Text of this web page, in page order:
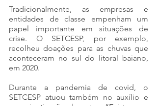
Tradicionalmente, as empresas e
entidades de classe empenham um
papel importante em situações de
crise. O SETCESP, por exemplo,
recolheu doações para as chuvas que
aconteceram no sul do litoral baiano,
em 2020.
Durante a pandemia de covid, o
SETCESP atuou também no auxílio e
conscientização do setor. “Existe uma